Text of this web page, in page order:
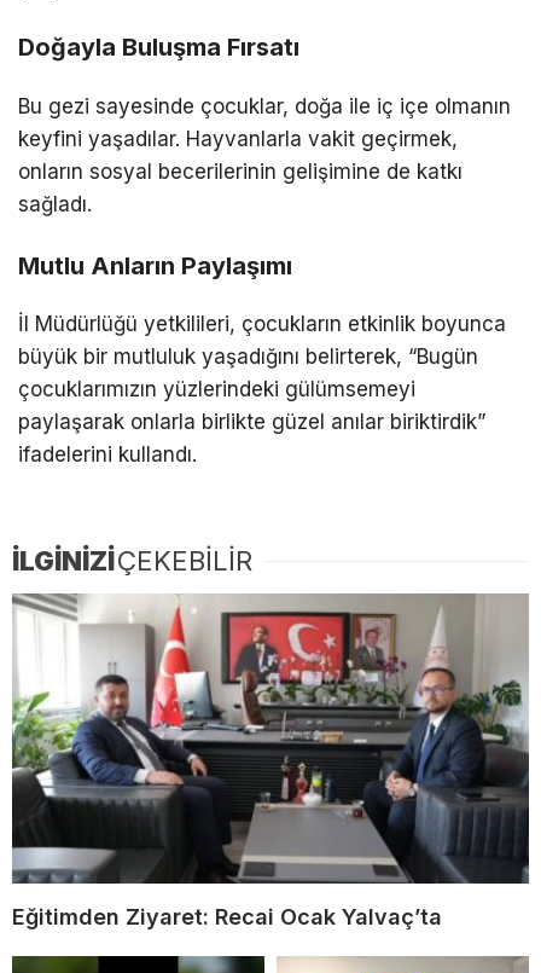
Doğayla Buluşma Fırsatı
Bu gezi sayesinde çocuklar, doğa ile iç içe olmanın
keyfini yaşadılar. Hayvanlarla vakit geçirmek,
onların sosyal becerilerinin gelişimine de katkı
sağladı.
Mutlu Anların Paylaşımı
İl Müdürlüğü yetkilileri, çocukların etkinlik boyunca
büyük bir mutluluk yaşadığını belirterek, “Bugün
çocuklarımızın yüzlerindeki gülümsemeyi
paylaşarak onlarla birlikte güzel anılar biriktirdik”
ifadelerini kullandı.
İLGİNİZİÇEKEBİLİR
Eğitimden Ziyaret: Recai Ocak Yalvaç’ta